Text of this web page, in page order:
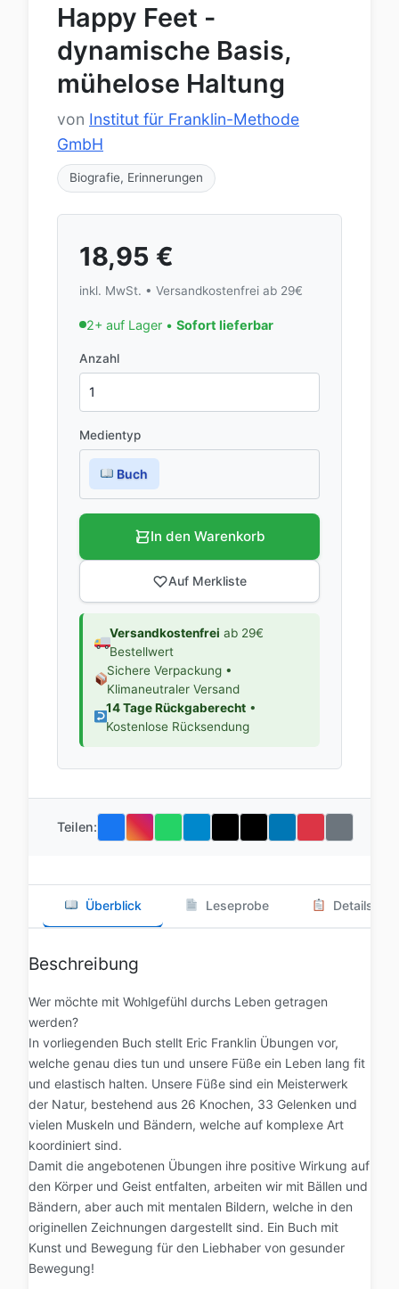
Happy Feet -
dynamische Basis,
mühelose Haltung
von Institut für Franklin-Methode
GmbH
Biografie, Erinnerungen
18,95 €
inkl. MwSt. • Versandkostenfrei ab 29€
2+ auf Lager • Sofort lieferbar
Anzahl
Medientyp
Buch
In den Warenkorb
Auf Merkliste
Versandkostenfrei ab 29€
Bestellwert
Sichere Verpackung •
Klimaneutraler Versand
14 Tage Rückgaberecht•
Kostenlose Rücksendung
Teilen:
Überblick Leseprobe Details
Beschreibung
Wer möchte mit Wohlgefühl durchs Leben getragen
werden?
In vorliegenden Buch stellt Eric Franklin Übungen vor,
welche genau dies tun und unsere Füße ein Leben lang fit
und elastisch halten. Unsere Füße sind ein Meisterwerk
der Natur, bestehend aus 26 Knochen, 33 Gelenken und
vielen Muskeln und Bändern, welche auf komplexe Art
koordiniert sind.
Damit die angebotenen Übungen ihre positive Wirkung auf
den Körper und Geist entfalten, arbeiten wir mit Bällen und
Bändern, aber auch mit mentalen Bildern, welche in den
originellen Zeichnungen dargestellt sind. Ein Buch mit
Kunst und Bewegung für den Liebhaber von gesunder
Bewegung!